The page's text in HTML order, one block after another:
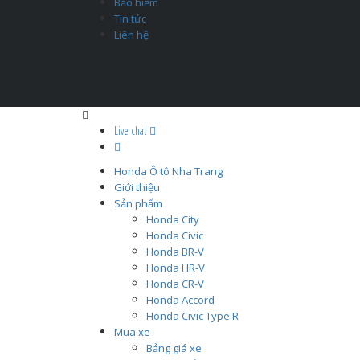
Tin tức
Liên hệ
Live chat
Honda Ô tô Nha Trang
Giới thiệu
Sản phẩm
Honda City
Honda Civic
Honda BR-V
Honda HR-V
Honda CR-V
Honda Accord
Honda Civic Type R
Mua xe
Bảng giá xe